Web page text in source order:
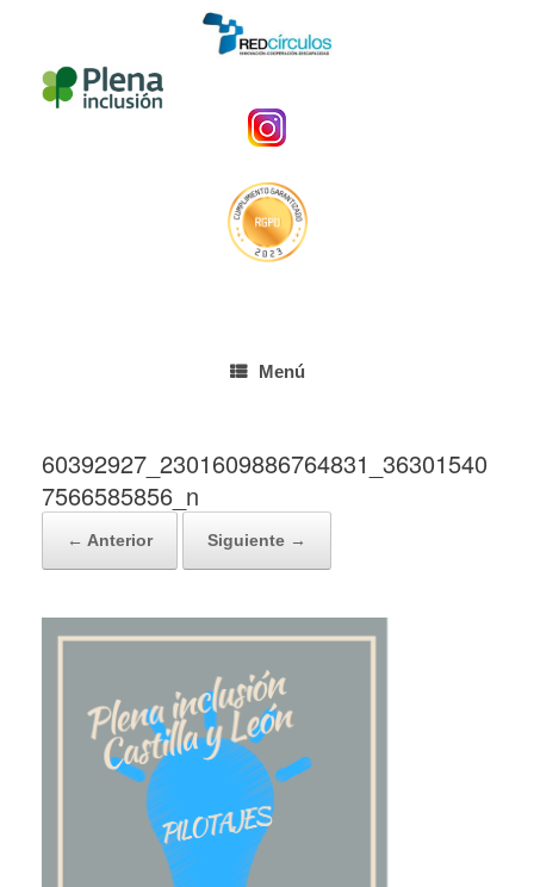
Menú
60392927_2301609886764831_36301540
7566585856_n
← Anterior Siguiente →